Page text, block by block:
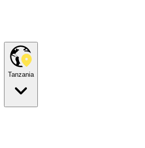
Tanzania